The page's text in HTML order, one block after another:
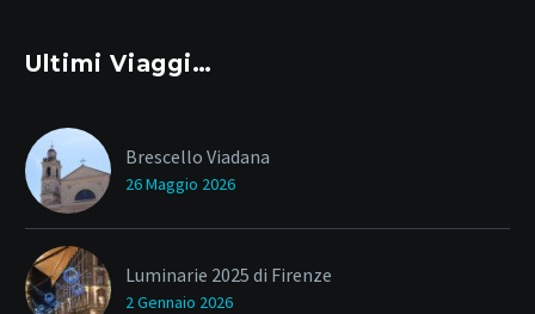
Ultimi Viaggi…
Brescello Viadana
26 Maggio 2026
Luminarie 2025 di Firenze
2 Gennaio 2026